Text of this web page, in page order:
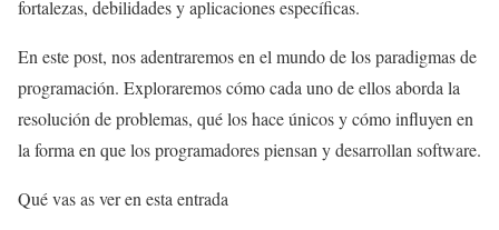
fortalezas, debilidades y aplicaciones específicas.
En este post, nos adentraremos en el mundo de los paradigmas de
programación. Exploraremos cómo cada uno de ellos aborda la
resolución de problemas, qué los hace únicos y cómo influyen en
la forma en que los programadores piensan y desarrollan software.
Qué vas as ver en esta entrada